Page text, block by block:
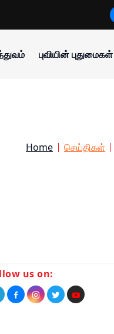
புவியின் புதுமைகள்
Home செய்திகள்
us on: